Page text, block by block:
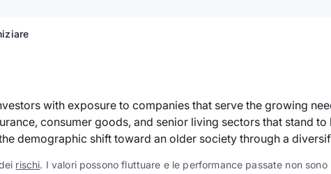
with exposure to companies that serve the growing
consumer goods, and senior living sectors that stand
demographic shift toward an older society through a
rischi. I valori possono fluttuare e le performance passate non